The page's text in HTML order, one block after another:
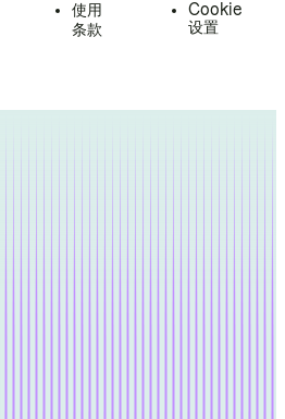
使用
条款
Cookie
设置